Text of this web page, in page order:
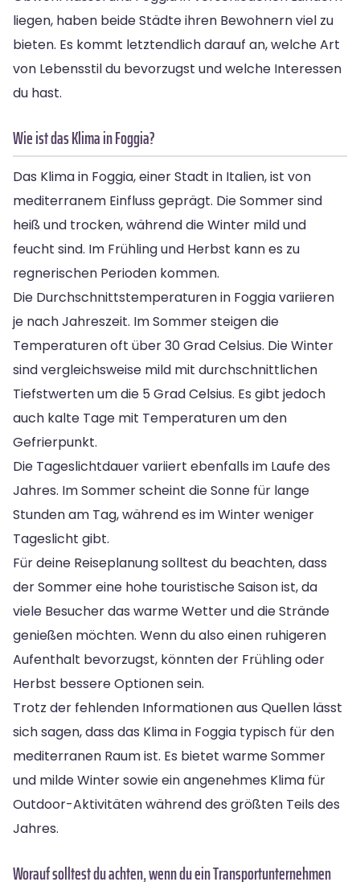
liegen, haben beide Städte ihren Bewohnern viel zu
bieten. Es kommt letztendlich darauf an, welche Art
von Lebensstil du bevorzugst und welche Interessen
du hast.
Wie ist das Klima in Foggia?
Das Klima in Foggia, einer Stadt in Italien, ist von
mediterranem Einfluss geprägt. Die Sommer sind
heiß und trocken, während die Winter mild und
feucht sind. Im Frühling und Herbst kann es zu
regnerischen Perioden kommen.
Die Durchschnittstemperaturen in Foggia variieren
je nach Jahreszeit. Im Sommer steigen die
Temperaturen oft über 30 Grad Celsius. Die Winter
sind vergleichsweise mild mit durchschnittlichen
Tiefstwerten um die 5 Grad Celsius. Es gibt jedoch
auch kalte Tage mit Temperaturen um den
Gefrierpunkt.
Die Tageslichtdauer variiert ebenfalls im Laufe des
Jahres. Im Sommer scheint die Sonne für lange
Stunden am Tag, während es im Winter weniger
Tageslicht gibt.
Für deine Reiseplanung solltest du beachten, dass
der Sommer eine hohe touristische Saison ist, da
viele Besucher das warme Wetter und die Strände
genießen möchten. Wenn du also einen ruhigeren
Aufenthalt bevorzugst, könnten der Frühling oder
Herbst bessere Optionen sein.
Trotz der fehlenden Informationen aus Quellen lässt
sich sagen, dass das Klima in Foggia typisch für den
mediterranen Raum ist. Es bietet warme Sommer
und milde Winter sowie ein angenehmes Klima für
Outdoor-Aktivitäten während des größten Teils des
Jahres.
Worauf solltest du achten, wenn du ein Transportunternehmen